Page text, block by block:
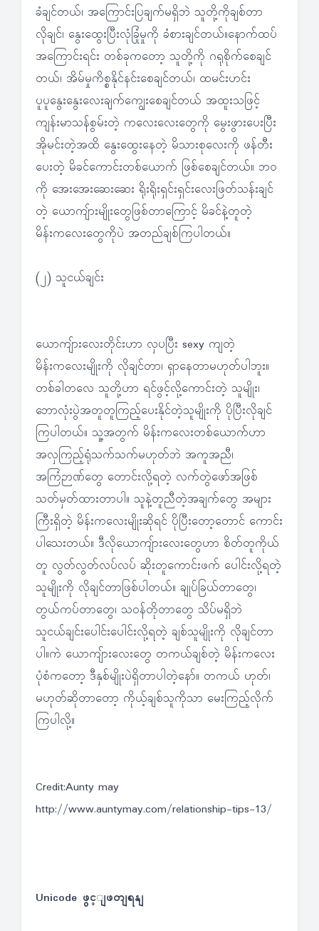
ခံချင်တယ်၊ အကြောင်းပြချက်မရှိဘဲ သူတို့ကိုချစ်တာ
လိုချင်၊ နွေးထွေးပြီးလုံခြုံမှုကို ခံစားချင်တယ်။နောက်ထပ်
အကြောင်းရင်း တစ်ခုကတော့ သူတို့ကို ဂရုစိုက်စေချင်
တယ်၊ အိမ်မှုကိစ္စနိုင်နင်းစေချင်တယ်၊ ထမင်းဟင်း
ပူပူနွေးနွေးလေးချက်ကျွေးစေချင်တယ် အထူးသဖြင့်
ကျန်းမာသန်စွမ်းတဲ့ ကလေးလေးတွေကို မွေးဖွားပေးပြီး
အိုမင်းတဲ့အထိ နွေးထွေးနေတဲ့ မိသားစုလေးကို ဖန်တီး
ပေးတဲ့ မိခင်ကောင်းတစ်ယောက် ဖြစ်စေချင်တယ်။ ဘဝ
ကို အေးအေးဆေးဆေး ရိုးရိုးရှင်းရှင်းလေးဖြတ်သန်းချင်
တဲ့ ယောကျ်ားမျိုးတွေဖြစ်တာကြောင့် မိခင်နဲ့တူတဲ့
မိန်းကလေးတွေကိုပဲ အတည်ချစ်ကြပါတယ်။
(၂) သူငယ်ချင်း
ယောကျ်ားလေးတိုင်းဟာ လှပပြီး sexy ကျတဲ့
မိန်းကလေးမျိုးကို လိုချင်တာ၊ ရှာနေတာမဟုတ်ပါဘူး။
တစ်ခါတလေ သူတို့ဟာ ရင်ဖွင့်လို့ကောင်းတဲ့ သူမျိုး၊
ဘောလုံးပွဲအတူတူကြည့်ပေးနိုင်တဲ့သူမျိုးကို ပိုပြီးလိုချင်
ကြပါတယ်။ သူ့အတွက် မိန်းကလေးတစ်ယောက်ဟာ
အလှကြည့်ရုံသက်သက်မဟုတ်ဘဲ အကူအညီ၊
အကြံဉာဏ်တွေ တောင်းလို့ရတဲ့ လက်တွဲဖော်အဖြစ်
သတ်မှတ်ထားတာပါ။ သူနဲ့တူညီတဲ့အချက်တွေ အများ
ကြီးရှိတဲ့ မိန်းကလေးမျိုးဆိုရင် ပိုပြီးတော့တောင် ကောင်း
ပါသေးတယ်။ ဒီလိုယောကျ်ားလေးတွေဟာ စိတ်တူကိုယ်
တူ လွတ်လွတ်လပ်လပ် ဆိုးတူကောင်းဖက် ပေါင်းလို့ရတဲ့
သူမျိုးကို လိုချင်တာဖြစ်ပါတယ်။ ချုပ်ခြယ်တာတွေ၊
တွယ်ကပ်တာတွေ၊ သဝန်တိုတာတွေ သိပ်မရှိဘဲ
သူငယ်ချင်းပေါင်းပေါင်းလို့ရတဲ့ ချစ်သူမျိုးကို လိုချင်တာ
ပါ။ကဲ ယောကျ်ားလေးတွေ တကယ်ချစ်တဲ့ မိန်းကလေး
ပုံစံကတော့ ဒီနှစ်မျိုးပဲရှိတာပါတဲ့နော်။ တကယ် ဟုတ်၊
မဟုတ်ဆိုတာတော့ ကိုယ့်ချစ်သူကိုသာ မေးကြည့်လိုက်
ကြပါလို့။
Credit:Aunty may
http://www.auntymay.com/relationship-tips-13/
Unicode ဖွင့ျဖတျရနျ